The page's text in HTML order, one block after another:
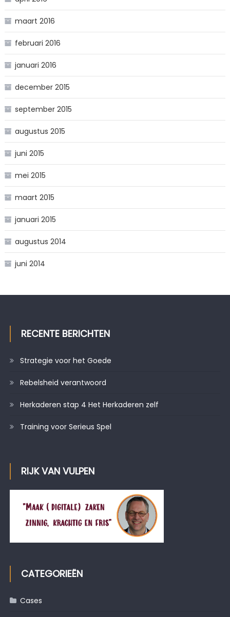
maart 2016
februari 2016
januari 2016
december 2015
september 2015
augustus 2015
juni 2015
mei 2015
maart 2015
januari 2015
augustus 2014
juni 2014
RECENTE BERICHTEN
Strategie voor het Goede
Rebelsheid verantwoord
Herkaderen stap 4 Het Herkaderen zelf
Training voor Serieus Spel
RIJK VAN VULPEN
CATEGORIEËN
Cases